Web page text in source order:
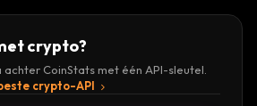
crypto?
CoinStats met één API-sleutel.
crypto-API